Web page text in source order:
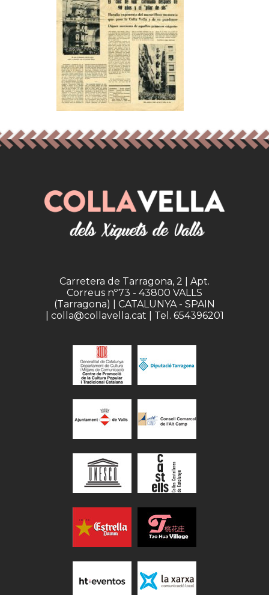
Carretera de Tarragona, 2 | Apt.
Correus nº73 - 43800 VALLS
(Tarragona) | CATALUNYA - SPAIN
| colla@collavella.cat | Tel. 654396201